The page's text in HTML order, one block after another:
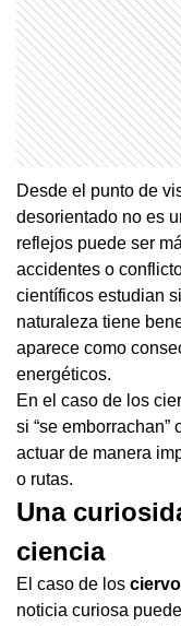
Desde el punto de
desorientado no es
reflejos puede ser
accidentes o
científicos estudian
naturaleza tiene
aparece como
energéticos.
En el caso de los
si “se
actuar de manera
o rutas.
Una
ciencia
El caso de los
noticia curiosa